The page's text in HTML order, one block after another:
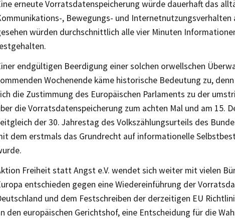
erneute Vorratsdatenspeicherung würde dauerhaft das
, Bewegungs- und
würden durchschnittlich alle vier Minuten
endgültigen Beerdigung einer solchen orwellschen
Wochenende käme historische Bedeutung zu,
die Zustimmung des Europäischen Parlaments zu der
die Vorratsdatenspeicherung zum achten Mal und am 15.
der 30. Jahrestag des Volkszählungsurteils des
dem erstmals das Grundrecht auf informationelle
Freiheit statt Angst e.V. wendet sich weiter mit vielen
entschieden gegen eine Wiedereinführung der
und dem Festschreiben der derzeitigen EU
den europäischen Gerichtshof, eine Entscheidung für die